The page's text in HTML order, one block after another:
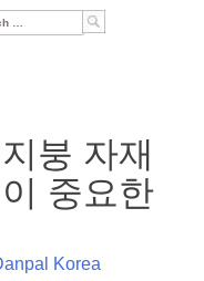
붕 자재
중요한
Korea